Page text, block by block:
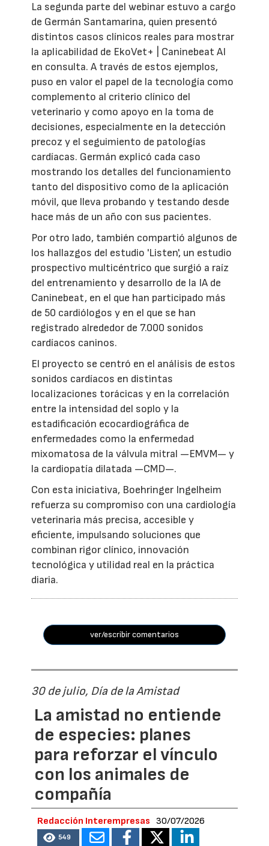
La segunda parte del webinar estuvo a cargo
de Germán Santamarina, quien presentó
distintos casos clínicos reales para mostrar
la aplicabilidad de EkoVet+ | Caninebeat AI
en consulta. A través de estos ejemplos,
puso en valor el papel de la tecnología como
complemento al criterio clínico del
veterinario y como apoyo en la toma de
decisiones, especialmente en la detección
precoz y el seguimiento de patologías
cardíacas. Germán explicó cada caso
mostrando los detalles del funcionamiento
tanto del dispositivo como de la aplicación
móvil, que lleva probando y testando desde
hace más de un año con sus pacientes.
Por otro lado, también compartió algunos de
los hallazgos del estudio 'Listen', un estudio
prospectivo multicéntrico que surgió a raíz
del entrenamiento y desarrollo de la IA de
Caninebeat, en el que han participado más
de 50 cardiólogos y en el que se han
registrado alrededor de 7.000 sonidos
cardíacos caninos.
El proyecto se centró en el análisis de estos
sonidos cardíacos en distintas
localizaciones torácicas y en la correlación
entre la intensidad del soplo y la
estadificación ecocardiográfica de
enfermedades como la enfermedad
mixomatosa de la válvula mitral —EMVM— y
la cardiopatía dilatada —CMD—.
Con esta iniciativa, Boehringer Ingelheim
refuerza su compromiso con una cardiología
veterinaria más precisa, accesible y
eficiente, impulsando soluciones que
combinan rigor clínico, innovación
tecnológica y utilidad real en la práctica
diaria.
ver/escribir comentarios
30 de julio, Día de la Amistad
La amistad no entiende
de especies: planes
para reforzar el vínculo
con los animales de
compañía
Redacción Interempresas 30/07/2026
549